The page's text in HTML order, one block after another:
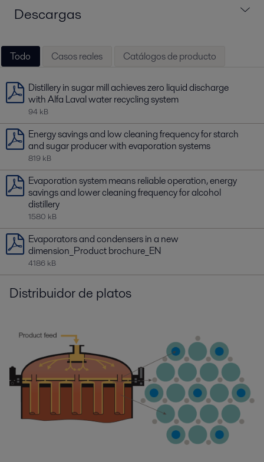
Descargas
Todo Casos reales Catálogos de producto
Distillery in sugar mill achieves zero liquid discharge
with Alfa Laval water recycling system
94 kB
Energy savings and low cleaning frequency for starch
and sugar producer with evaporation systems
819 kB
Evaporation system means reliable operation, energy
savings and lower cleaning frequency for alcohol
distillery
1580 kB
Evaporators and condensers in a new
dimension_Product brochure_EN
4186 kB
Distribuidor de platos